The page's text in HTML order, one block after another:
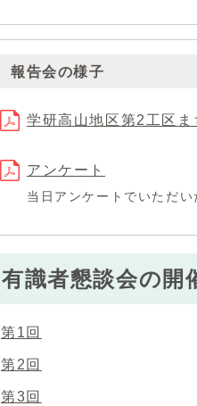
報告会の様子
学研高山地区第2工区ま
アンケート
当日アンケートでいただ
有識者懇談会の開
第1回
第2回
第3回